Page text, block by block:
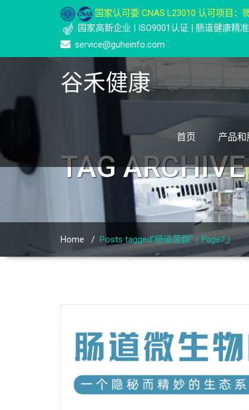
国家认可委 CNAS L23010 认可项目：
国家高新企业 | ISO9001认证 | 肠道健康精
service@guheinfo.com
谷禾健康
首页 产品和
TAG
Home / Posts tagged"肠道菌群" ( Page7 )